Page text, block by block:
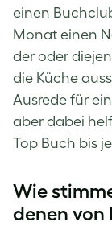
einen
Monat einen
der oder
die Küche
Ausrede für
aber dabei
Top Buch bis
Wie
denen von